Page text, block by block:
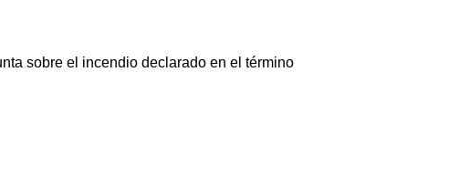
sobre el incendio declarado en el término